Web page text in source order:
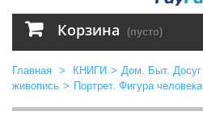
Корзина (пусто)
Главная > КНИГИ > Дом. Быт. Досуг
живопись > Портрет. Фигура человека